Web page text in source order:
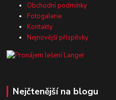
Obchodní podmínky
Fotogalerie
Kontakty
Nejnovější příspěvky
Nejčtenější na blogu